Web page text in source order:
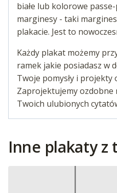
białe lub kolorowe
marginesy - taki
plakacie. Jest to
Każdy plakat możemy
ramek jakie posiadasz w
Twoje pomysły i projekty
Zaprojektujemy ozdobne
Twoich ulubionych
Inne plakaty z